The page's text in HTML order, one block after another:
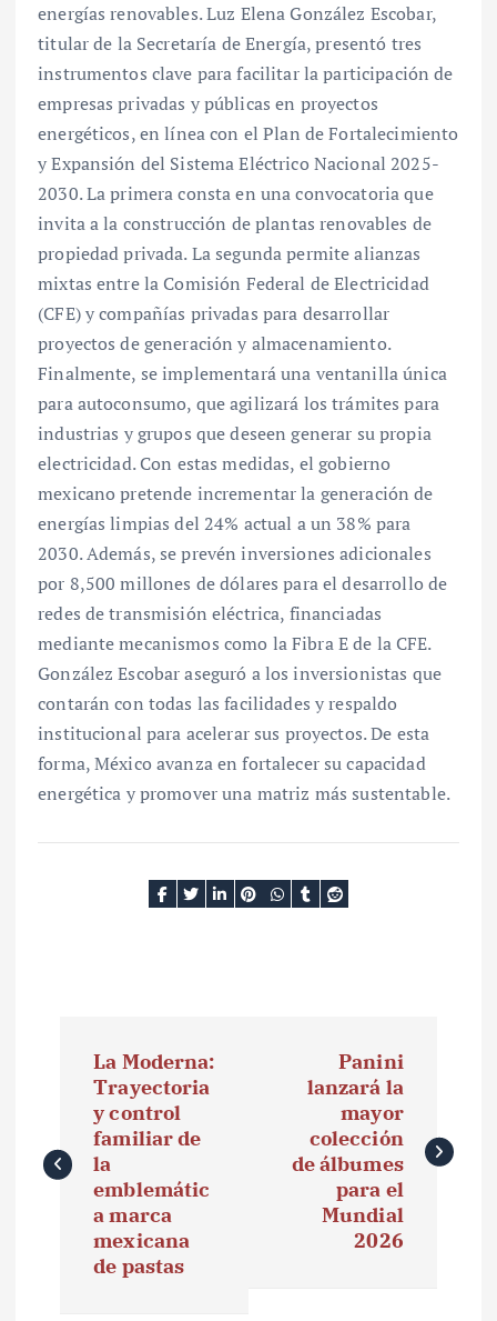
energías renovables. Luz Elena González Escobar,
titular de la Secretaría de Energía, presentó tres
instrumentos clave para facilitar la participación de
empresas privadas y públicas en proyectos
energéticos, en línea con el Plan de Fortalecimiento
y Expansión del Sistema Eléctrico Nacional 2025-
2030. La primera consta en una convocatoria que
invita a la construcción de plantas renovables de
propiedad privada. La segunda permite alianzas
mixtas entre la Comisión Federal de Electricidad
(CFE) y compañías privadas para desarrollar
proyectos de generación y almacenamiento.
Finalmente, se implementará una ventanilla única
para autoconsumo, que agilizará los trámites para
industrias y grupos que deseen generar su propia
electricidad. Con estas medidas, el gobierno
mexicano pretende incrementar la generación de
energías limpias del 24% actual a un 38% para
2030. Además, se prevén inversiones adicionales
por 8,500 millones de dólares para el desarrollo de
redes de transmisión eléctrica, financiadas
mediante mecanismos como la Fibra E de la CFE.
González Escobar aseguró a los inversionistas que
contarán con todas las facilidades y respaldo
institucional para acelerar sus proyectos. De esta
forma, México avanza en fortalecer su capacidad
energética y promover una matriz más sustentable.
e
La Moderna:
Trayectoria
y control
familiar de
la
emblemátic
a marca
mexicana
de pastas
Panini
lanzará la
mayor
colección
de álbumes
para el
Mundial
2026